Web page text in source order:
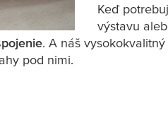
Keď
výstavu
. A náš
pod nimi.